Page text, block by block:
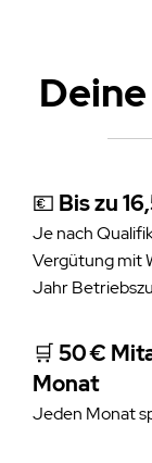
💶 Bis zu
Je nach
Vergütung mit
Jahr
🛒50 €
Monat
Jeden Monat